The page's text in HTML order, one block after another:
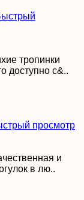
тропинки
доступно с&..
просмотр
и
в лю..